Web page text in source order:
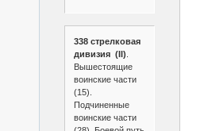
338 стрелковая
дивизия (II)
Вышестоящие
воинские части
(15).
Подчиненные
воинские части